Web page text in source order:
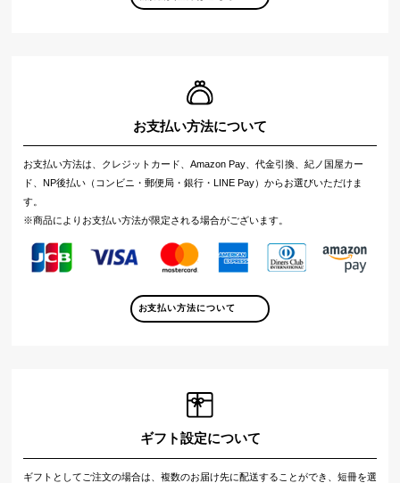
お支払い方法について
お支払い方法は、クレジットカード、Amazon Pay、代金引換、紀ノ国屋カー
ド、NP後払い（コンビニ・郵便局・銀行・LINE Pay）からお選びいただけま
す。
※商品によりお支払い方法が限定される場合がございます。
お支払い方法について
ギフト設定について
ギフトとしてご注文の場合は、複数のお届け先に配送することができ、短冊を選